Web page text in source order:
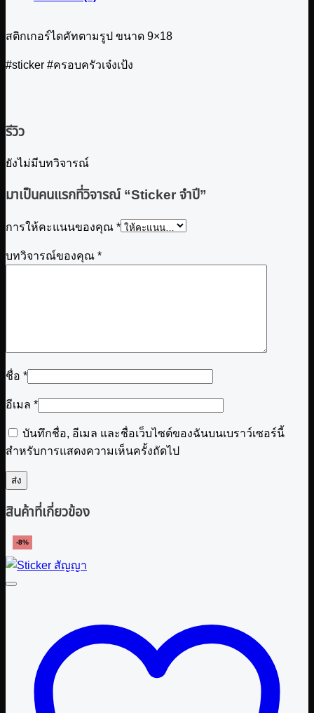
สติกเกอร์ไดคัทตามรูป ขนาด 9×18
#sticker #ครอบครัวเจ๋งเป้ง
รีวิว
ยังไม่มีบทวิจารณ์
มาเป็นคนแรกที่วิจารณ์ “Sticker จำปี”
การให้คะแนนของคุณ *
บทวิจารณ์ของคุณ *
ชื่อ *
อีเมล *
บันทึกชื่อ, อีเมล และชื่อเว็บไซต์ของฉันบนเบราว์เซอร์นี้
สำหรับการแสดงความเห็นครั้งถัดไป
สินค้าที่เกี่ยวข้อง
-8%